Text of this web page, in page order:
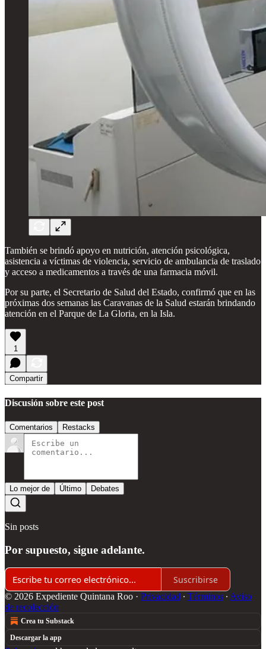
También se brindó apoyo en nutrición, atención psicológica,
asistencia a víctimas de violencia, servicio de ambulancia de traslado
y acceso a medicamentos a través de una farmacia móvil.
Por su parte, el Secretario de Salud del Estado, confirmó que en las
próximas dos semanas las Caravanas de la Salud estarán brindando
atención en el Parque de La Gloria, en la Isla.
1
Compartir
Discusión sobre este post
Comentarios Restacks
Lo mejor de Último Debates
Sin posts
Por supuesto, sigue adelante.
Suscribirse
© 2026 Expediente Quintana Roo · Privacidad ∙ Términos ∙ Aviso
de recolección
Crea tu Substack
Descargar la app